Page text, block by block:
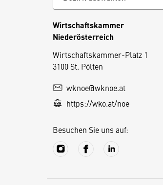
Wirtschaftskammer
Niederösterreich
Wirtschaftskammer-Platz 1
3100 St. Pölten
wknoe@wknoe.at
https://wko.at/noe
Besuchen Sie uns auf: